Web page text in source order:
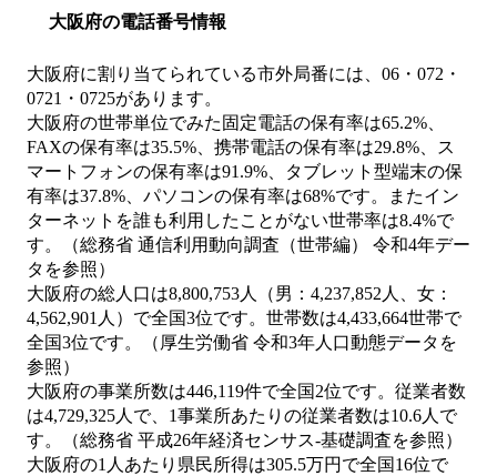
大阪府の電話番号情報
大阪府に割り当てられている市外局番には、06・072・
0721・0725があります。
大阪府の世帯単位でみた固定電話の保有率は65.2%、
FAXの保有率は35.5%、携帯電話の保有率は29.8%、ス
マートフォンの保有率は91.9%、タブレット型端末の保
有率は37.8%、パソコンの保有率は68%です。またイン
ターネットを誰も利用したことがない世帯率は8.4%で
す。（総務省 通信利用動向調査（世帯編） 令和4年デー
タを参照）
大阪府の総人口は8,800,753人（男：4,237,852人、女：
4,562,901人）で全国3位です。世帯数は4,433,664世帯で
全国3位です。（厚生労働省 令和3年人口動態データを
参照）
大阪府の事業所数は446,119件で全国2位です。従業者数
は4,729,325人で、1事業所あたりの従業者数は10.6人で
す。（総務省 平成26年経済センサス‐基礎調査を参照）
大阪府の1人あたり県民所得は305.5万円で全国16位で